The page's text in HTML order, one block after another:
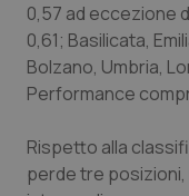
0,57 ad eccezione
0,61; Basilicata,
Bolzano, Umbria,
Performance
Rispetto alla
perde tre